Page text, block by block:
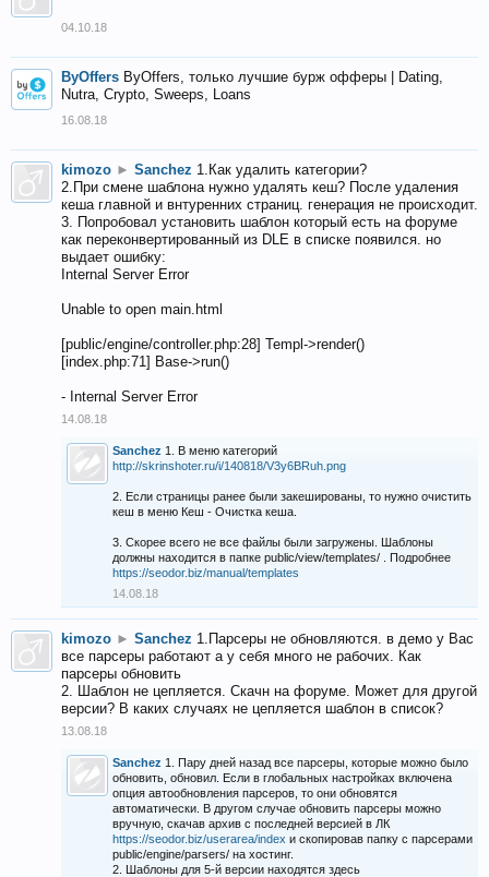
04.10.18
ByOffers ByOffers, только лучшие бурж офферы | Dating,
Nutra, Crypto, Sweeps, Loans
16.08.18
kimozo ► Sanchez 1.Как удалить категории?
2.При смене шаблона нужно удалять кеш? После удаления
кеша главной и внтуренних страниц. генерация не происходит.
3. Попробовал установить шаблон который есть на форуме
как переконвертированный из DLE в списке появился. но
выдает ошибку:
Internal Server Error
Unable to open main.html
[public/engine/controller.php:28] Templ->render()
[index.php:71] Base->run()
- Internal Server Error
14.08.18
Sanchez 1. В меню категорий
http://skrinshoter.ru/i/140818/V3y6BRuh.png
2. Если страницы ранее были закешированы, то нужно очистить
кеш в меню Кеш - Очистка кеша.
3. Скорее всего не все файлы были загружены. Шаблоны
должны находится в папке public/view/templates/ . Подробнее
https://seodor.biz/manual/templates
14.08.18
kimozo ► Sanchez 1.Парсеры не обновляются. в демо у Вас
все парсеры работают а у себя много не рабочих. Как
парсеры обновить
2. Шаблон не цепляется. Скачн на форуме. Может для другой
версии? В каких случаях не цепляется шаблон в список?
13.08.18
Sanchez 1. Пару дней назад все парсеры, которые можно было
обновить, обновил. Если в глобальных настройках включена
опция автообновления парсеров, то они обновятся
автоматически. В другом случае обновить парсеры можно
вручную, скачав архив с последней версией в ЛК
https://seodor.biz/userarea/index и скопировав папку с парсерами
public/engine/parsers/ на хостинг.
2. Шаблоны для 5-й версии находятся здесь